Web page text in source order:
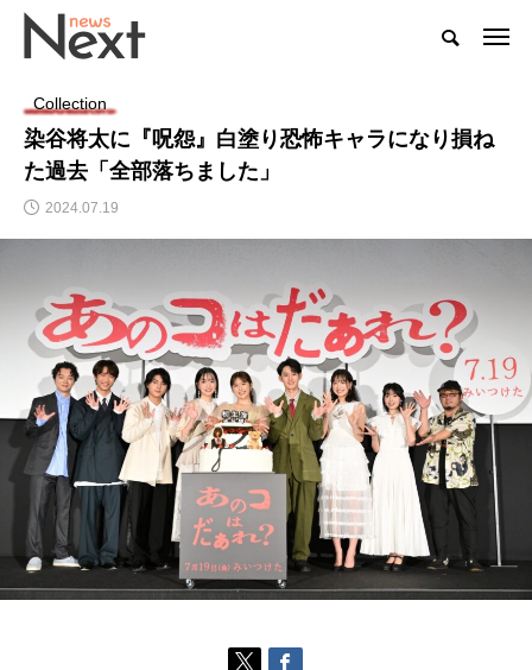
Collection
染⾕将太に『呪怨』白塗り恐怖キャラになり損ね
た過去「全部落ちました」
2024.07.19